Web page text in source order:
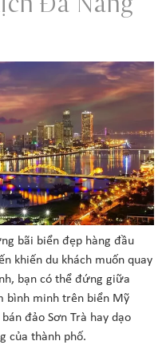
bãi biển đẹp hàng đầu
khiến du khách muốn quay
bạn có thể đứng giữa
bình minh trên biển Mỹ
đảo Sơn Trà hay dạo
của thành phố.